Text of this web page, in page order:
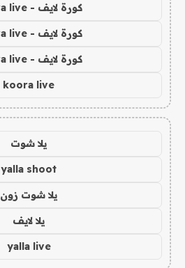
كورة لايف - koora live
كورة لايف - koora live
كورة لايف - koora live
koora live
يلا شوت
yalla shoot
يلا شوت زون
يلا لايف
yalla live